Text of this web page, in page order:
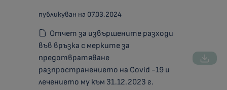
публикуван на 07.03.2024
Отчет за извършените разходи
във връзка с мерките за
предотвратяване
разпространението на Covid -19 и
лечението му към 31.12.2023 г.